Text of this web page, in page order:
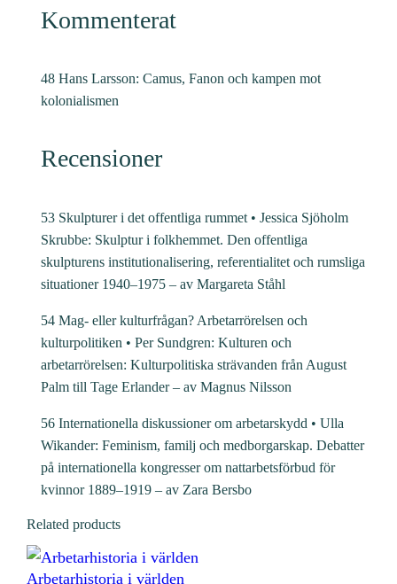
Kommenterat
48 Hans Larsson: Camus, Fanon och kampen mot
kolonialismen
Recensioner
53 Skulpturer i det offentliga rummet • Jessica Sjöholm
Skrubbe: Skulptur i folkhemmet. Den offentliga
skulpturens institutionalisering, referentialitet och rumsliga
situationer 1940–1975 – av Margareta Ståhl
54 Mag- eller kulturfrågan? Arbetarrörelsen och
kulturpolitiken • Per Sundgren: Kulturen och
arbetarrörelsen: Kulturpolitiska strävanden från August
Palm till Tage Erlander – av Magnus Nilsson
56 Internationella diskussioner om arbetarskydd • Ulla
Wikander: Feminism, familj och medborgarskap. Debatter
på internationella kongresser om nattarbetsförbud för
kvinnor 1889–1919 – av Zara Bersbo
Related products
Arbetarhistoria i världen